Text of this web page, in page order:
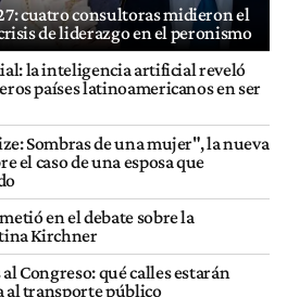
cuatro consultoras midieron el
de liderazgo en el peronismo
la inteligencia artificial reveló
países latinoamericanos en ser
Sombras de una mujer", la nueva
el caso de una esposa que
en el debate sobre la
Kirchner
Congreso: qué calles estarán
al transporte público